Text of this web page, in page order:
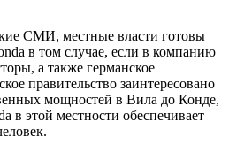
СМИ, местные власти готовы
в том случае, если в компанию
а также германское
правительство заинтересовано
мощностей в Вила до Конде,
в этой местности обеспечивает